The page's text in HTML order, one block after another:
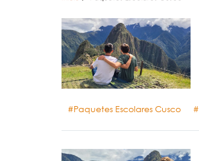
Paquetes Escolares Cusco